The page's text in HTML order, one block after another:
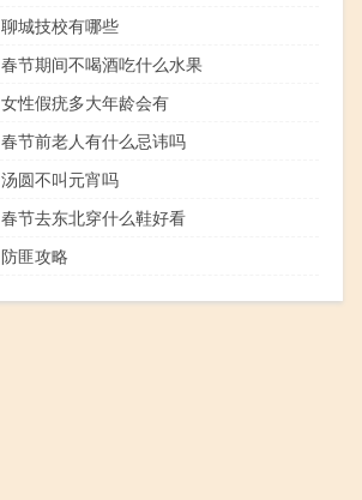
聊城技校有哪些
春节期间不喝酒吃什么水果
女性假疣多大年龄会有
春节前老人有什么忌讳吗
汤圆不叫元宵吗
春节去东北穿什么鞋好看
防匪攻略